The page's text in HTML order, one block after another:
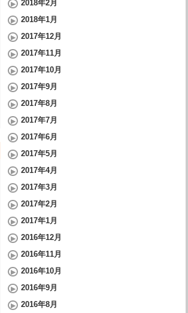
2018年2月
2018年1月
2017年12月
2017年11月
2017年10月
2017年9月
2017年8月
2017年7月
2017年6月
2017年5月
2017年4月
2017年3月
2017年2月
2017年1月
2016年12月
2016年11月
2016年10月
2016年9月
2016年8月